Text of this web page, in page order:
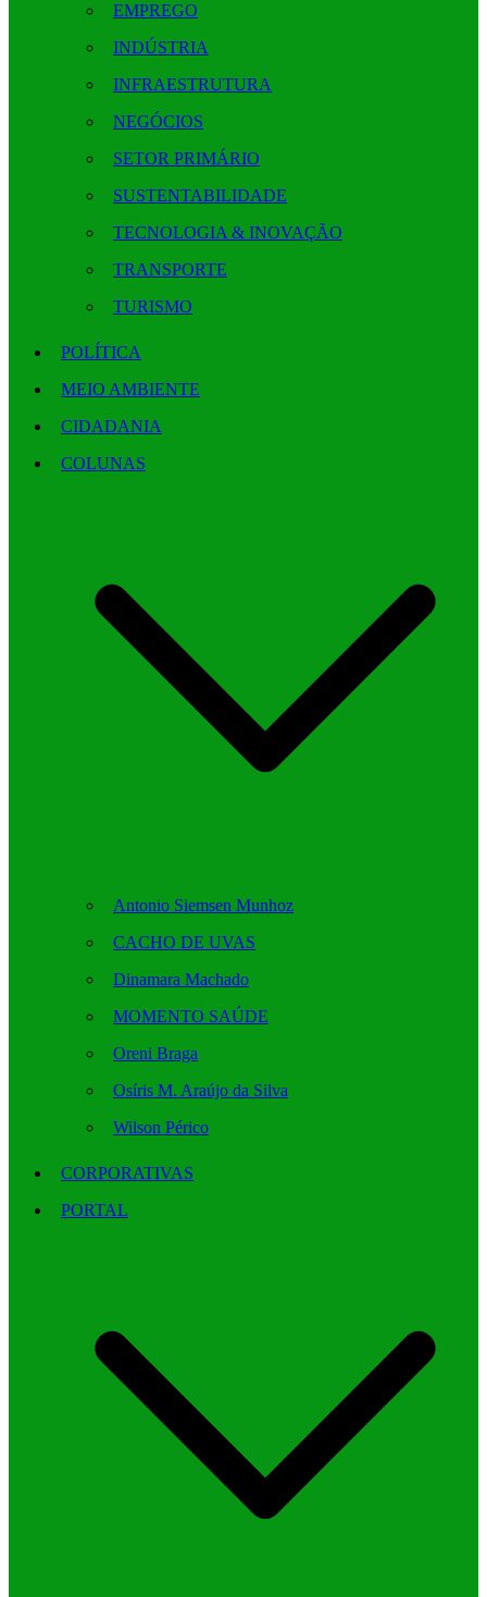
EMPREGO
INDÚSTRIA
INFRAESTRUTURA
NEGÓCIOS
SETOR PRIMÁRIO
SUSTENTABILIDADE
TECNOLOGIA & INOVAÇÃO
TRANSPORTE
TURISMO
POLÍTICA
MEIO AMBIENTE
CIDADANIA
COLUNAS
Antonio Siemsen Munhoz
CACHO DE UVAS
Dinamara Machado
MOMENTO SAÚDE
Oreni Braga
Osíris M. Araújo da Silva
Wilson Périco
CORPORATIVAS
PORTAL